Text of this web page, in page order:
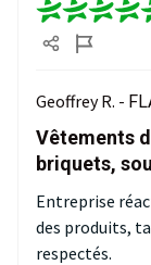
Geoffrey R. -
Vêtements
briquets,
Entreprise
des produits,
respectés.